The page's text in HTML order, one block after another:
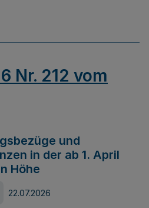
Nr. 212 vom
und
in der ab 1. April
Höhe
22.07.2026